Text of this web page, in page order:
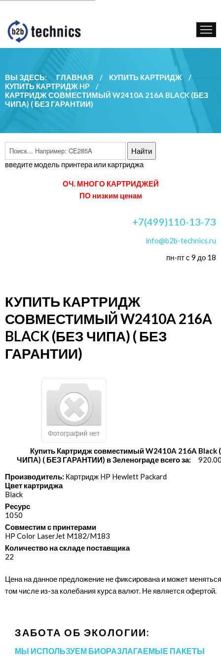
КУПИТЬ КАРТРИДЖ
ГОС. УЧРЕЖДЕНИЯМ
КОНТАКТЫ
ВЫ ЗДЕСЬ: ГЛАВНАЯ / КУПИТЬ КАРТРИДЖ
/
КУПИТЬ КАРТРИДЖ HP
/
КАРТРИДЖ СОВМЕСТИМЫЙ W2410A 216A BLACK (БЕЗ
ЧИПА) ( БЕЗ ГАРАНТИИ)
введите модель принтера или картриджа
ОЧ. МНОГО КАРТРИДЖЕЙ
ПО низким ценам
+7(499)110-13-73
info@b2b-technics.ru
пн-пт с 9 до 18
КУПИТЬ КАРТРИДЖ
СОВМЕСТИМЫЙ W2410A 216A
BLACK (БЕЗ ЧИПА) ( БЕЗ
ГАРАНТИИ)
Купить Картридж совместимый W2410A 216A Black
ЧИПА) ( БЕЗ ГАРАНТИИ) в Зеленограде всего за:
Производитель: Картридж HP Hewlett Packard
Цвет картриджа
Black
Ресурс
1050
Совместим с принтерами
HP Color LaserJet M182/​M183
Количество на складе поставщика
22
Цена на данное предложение не фиксирована и может
том числе из-за колебания курса валют. Не является офертой.
ЗАБОТА ОБ ЭКОЛОГИИ:
МЫ ИСПОЛЬЗУЕМ БИОРАЗЛАГАЕМЫЕ ПАКЕТЫ